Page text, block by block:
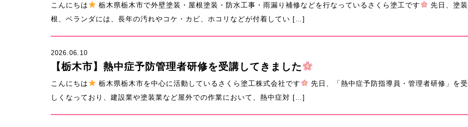
こんにちは 栃木県栃木市で外壁塗装・屋根塗装・防水工事・雨漏り補修などを行なっているさくら塗工です 先日、塗
根、ベランダには、長年の汚れやコケ・カビ、ホコリなどが付着してい […]
2026.06.10
【栃木市】熱中症予防管理者研修を受講してきました
こんにちは 栃木県栃木市を中心に活動しているさくら塗工株式会社です
先日、「熱中症予防指導員・管理者研修」を
しくなっており、建設業や塗装業など屋外での作業において、熱中症対 […]